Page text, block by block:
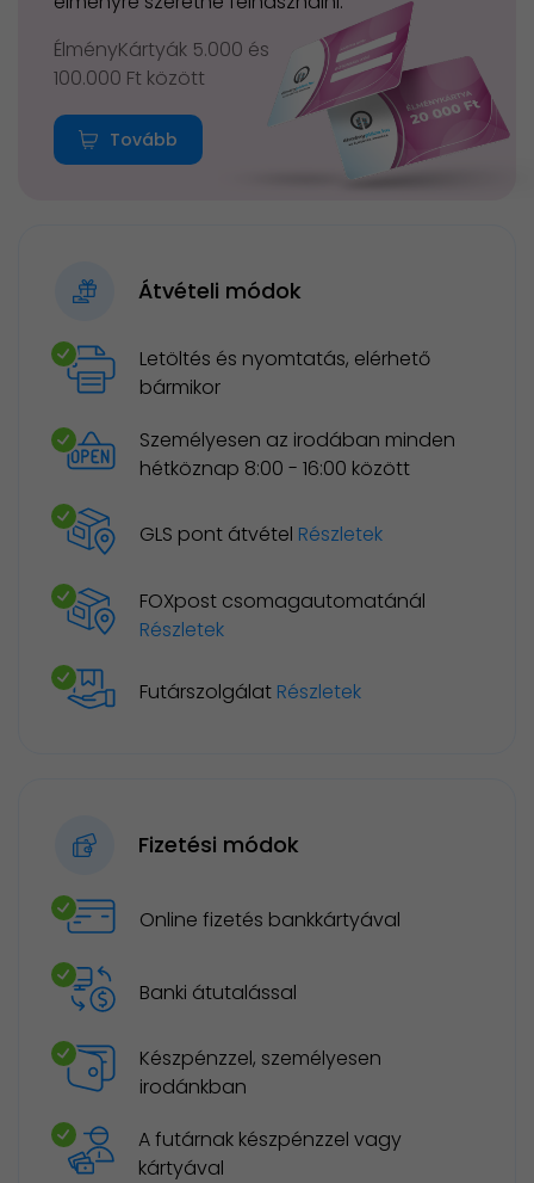
ÉlményKártyák 5.000 és
100.000 Ft között
Tovább
Átvételi módok
Letöltés és nyomtatás, elérhető
bármikor
Személyesen az irodában minden
hétköznap 8:00 - 16:00 között
GLS pont átvétel Részletek
FOXpost csomagautomatánál
Részletek
Futárszolgálat Részletek
Fizetési módok
Online fizetés bankkártyával
Banki átutalással
Készpénzzel, személyesen
irodánkban
A futárnak készpénzzel vagy
kártyával